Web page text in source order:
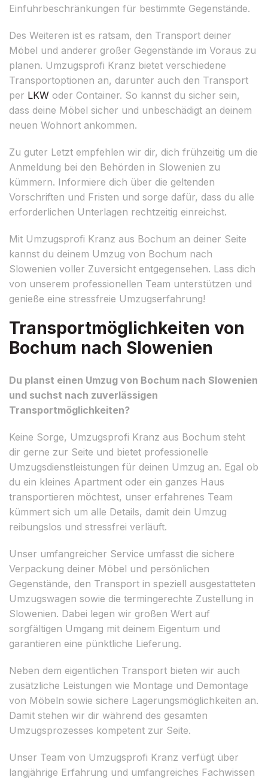
Einfuhrbeschränkungen für bestimmte Gegenstände.
Des Weiteren ist es ratsam, den Transport deiner
Möbel und anderer großer Gegenstände im Voraus zu
planen. Umzugsprofi Kranz bietet verschiedene
Transportoptionen an, darunter auch den Transport
per LKW oder Container. So kannst du sicher sein,
dass deine Möbel sicher und unbeschädigt an deinem
neuen Wohnort ankommen.
Zu guter Letzt empfehlen wir dir, dich frühzeitig um die
Anmeldung bei den Behörden in Slowenien zu
kümmern. Informiere dich über die geltenden
Vorschriften und Fristen und sorge dafür, dass du alle
erforderlichen Unterlagen rechtzeitig einreichst.
Mit Umzugsprofi Kranz aus Bochum an deiner Seite
kannst du deinem Umzug von Bochum nach
Slowenien voller Zuversicht entgegensehen. Lass dich
von unserem professionellen Team unterstützen und
genieße eine stressfreie Umzugserfahrung!
Transportmöglichkeiten von
Bochum nach Slowenien
Du planst einen Umzug von Bochum nach Slowenien
und suchst nach zuverlässigen
Transportmöglichkeiten?
Keine Sorge, Umzugsprofi Kranz aus Bochum steht
dir gerne zur Seite und bietet professionelle
Umzugsdienstleistungen für deinen Umzug an. Egal ob
du ein kleines Apartment oder ein ganzes Haus
transportieren möchtest, unser erfahrenes Team
kümmert sich um alle Details, damit dein Umzug
reibungslos und stressfrei verläuft.
Unser umfangreicher Service umfasst die sichere
Verpackung deiner Möbel und persönlichen
Gegenstände, den Transport in speziell ausgestatteten
Umzugswagen sowie die termingerechte Zustellung in
Slowenien. Dabei legen wir großen Wert auf
sorgfältigen Umgang mit deinem Eigentum und
garantieren eine pünktliche Lieferung.
Neben dem eigentlichen Transport bieten wir auch
zusätzliche Leistungen wie Montage und Demontage
von Möbeln sowie sichere Lagerungsmöglichkeiten an.
Damit stehen wir dir während des gesamten
Umzugsprozesses kompetent zur Seite.
Unser Team von Umzugsprofi Kranz verfügt über
langjährige Erfahrung und umfangreiches Fachwissen